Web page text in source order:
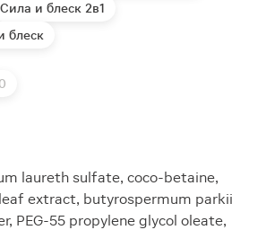
Сила и блеск 2в1
блеск
laureth sulfate, coco-betaine,
extract, butyrospermum parkii
PEG-55 propylene glycol oleate,